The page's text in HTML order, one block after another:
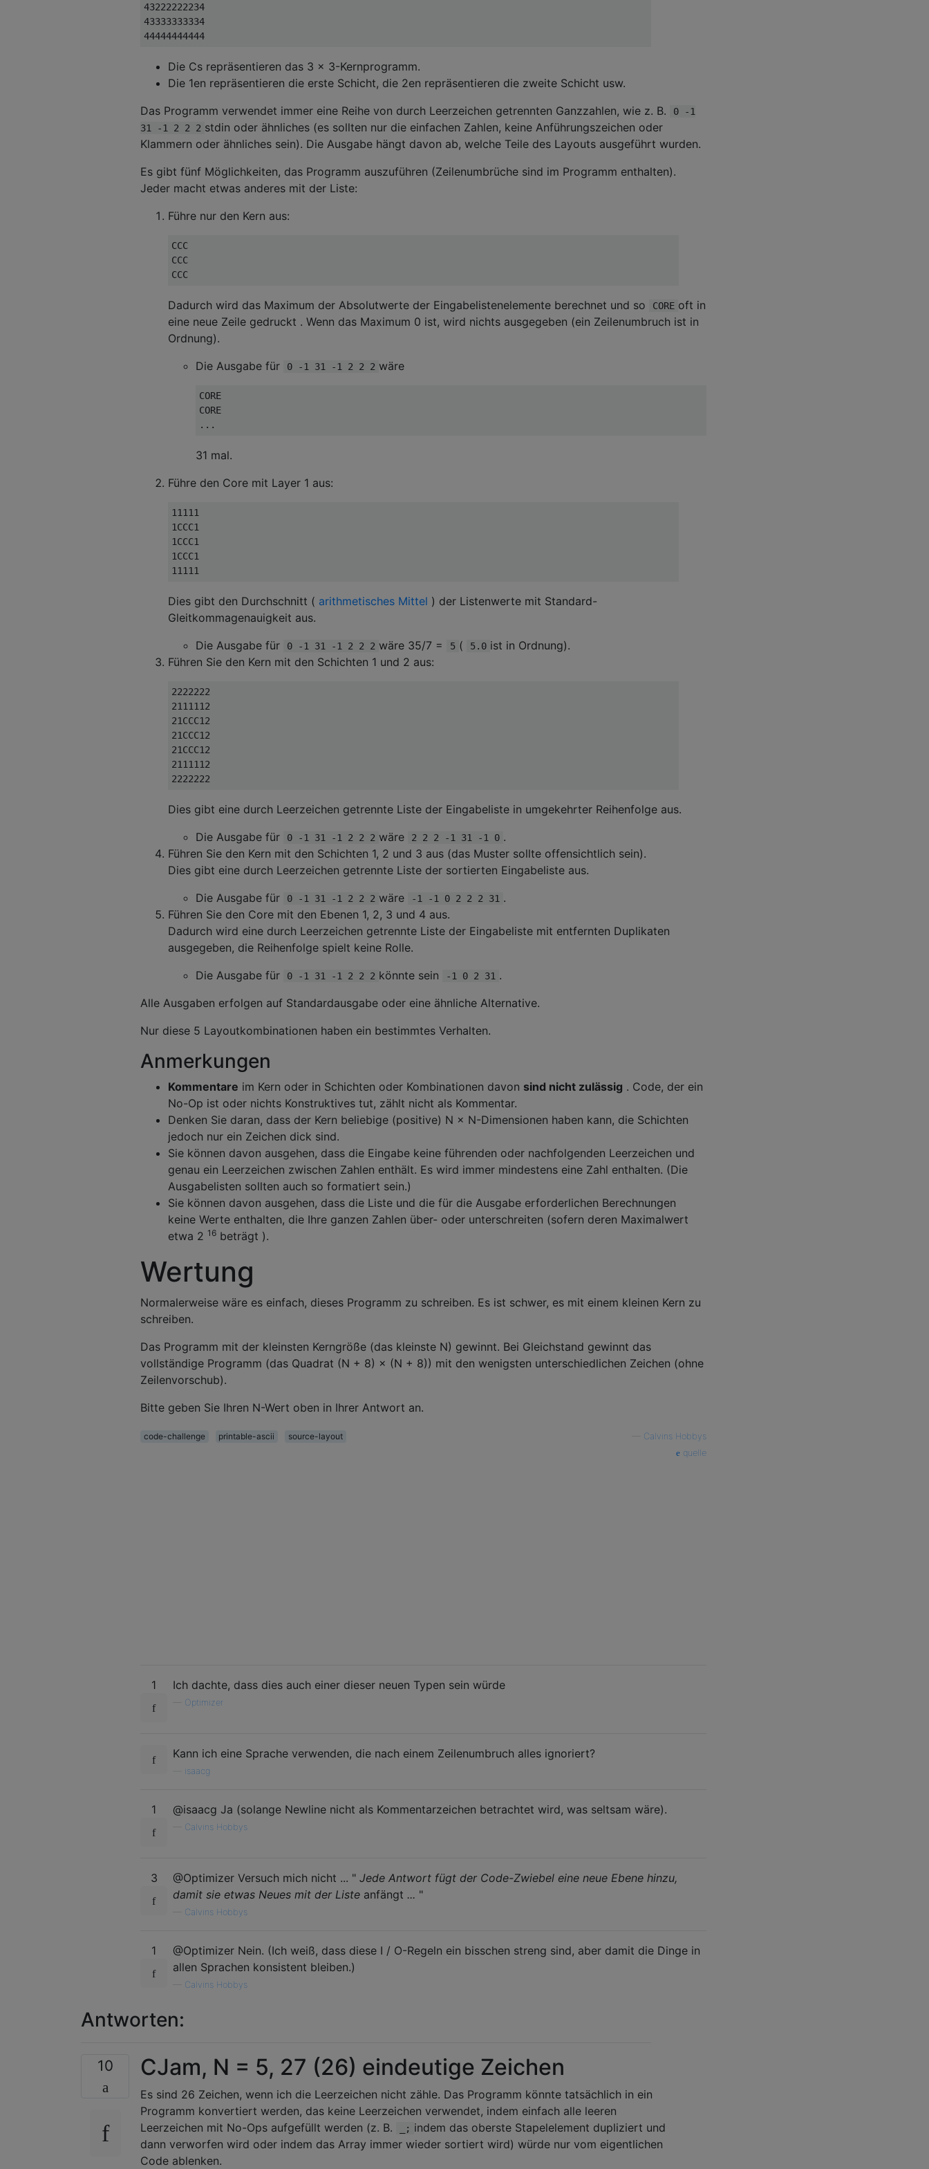
43222222234
43333333334
Die Cs repräsentieren das 3 × 3-Kernprogramm.
Die 1en repräsentieren die erste Schicht, die 2en repräsentieren die zweite Schicht usw.
Das Programm verwendet immer eine Reihe von durch Leerzeichen getrennten Ganzzahlen, wie z. B.
0 -1
31 -1 2 2 2 stdin oder ähnliches (es sollten nur die einfachen Zahlen, keine Anführungszeichen oder
Klammern oder ähnliches sein). Die Ausgabe hängt davon ab, welche Teile des Layouts ausgeführt wurden.
Es gibt fünf Möglichkeiten, das Programm auszuführen (Zeilenumbrüche sind im Programm enthalten).
Jeder macht etwas anderes mit der Liste:
Führe nur den Kern aus:
CCC
CCC
Dadurch wird das Maximum der Absolutwerte der Eingabelistenelemente berechnet und so CORE oft in
eine neue Zeile gedruckt . Wenn das Maximum 0 ist, wird nichts ausgegeben (ein Zeilenumbruch ist in
Ordnung).
Die Ausgabe für
0 -1 31 -1 2 2 2 wäre
CORE
CORE
31 mal.
Führe den Core mit Layer 1 aus:
11111
1CCC1
1CCC1
1CCC1
Dies gibt den Durchschnitt ( arithmetisches Mittel ) der Listenwerte mit Standard-
Gleitkommagenauigkeit aus.
Die Ausgabe für
0 -1 31 -1 2 2 2 wäre 35/7 = 5 ( 5.0 ist in Ordnung).
Führen Sie den Kern mit den Schichten 1 und 2 aus:
2222222
2111112
21CCC12
21CCC12
21CCC12
2111112
Dies gibt eine durch Leerzeichen getrennte Liste der Eingabeliste in umgekehrter Reihenfolge aus.
Die Ausgabe für
0 -1 31 -1 2 2 2 wäre 2 2 2 -1 31 -1 0 .
Führen Sie den Kern mit den Schichten 1, 2 und 3 aus (das Muster sollte offensichtlich sein).
Dies gibt eine durch Leerzeichen getrennte Liste der sortierten Eingabeliste aus.
Die Ausgabe für
0 -1 31 -1 2 2 2 wäre -1 -1 0 2 2 2 31 .
Führen Sie den Core mit den Ebenen 1, 2, 3 und 4 aus.
Dadurch wird eine durch Leerzeichen getrennte Liste der Eingabeliste mit entfernten Duplikaten
ausgegeben, die Reihenfolge spielt keine Rolle.
Die Ausgabe für
0 -1 31 -1 2 2 2 könnte sein -1 0 2 31 .
Alle Ausgaben erfolgen auf Standardausgabe oder eine ähnliche Alternative.
Nur diese 5 Layoutkombinationen haben ein bestimmtes Verhalten.
Anmerkungen
Kommentare im Kern oder in Schichten oder Kombinationen davon sind nicht zulässig . Code, der ein
No-Op ist oder nichts Konstruktives tut, zählt nicht als Kommentar.
Denken Sie daran, dass der Kern beliebige (positive) N × N-Dimensionen haben kann, die Schichten
jedoch nur ein Zeichen dick sind.
Sie können davon ausgehen, dass die Eingabe keine führenden oder nachfolgenden Leerzeichen und
genau ein Leerzeichen zwischen Zahlen enthält. Es wird immer mindestens eine Zahl enthalten. (Die
Ausgabelisten sollten auch so formatiert sein.)
Sie können davon ausgehen, dass die Liste und die für die Ausgabe erforderlichen Berechnungen
keine Werte enthalten, die Ihre ganzen Zahlen über- oder unterschreiten (sofern deren Maximalwert
etwa 2 16 beträgt ).
Wertung
Normalerweise wäre es einfach, dieses Programm zu schreiben. Es ist schwer, es mit einem kleinen Kern zu
schreiben.
Das Programm mit der kleinsten Kerngröße (das kleinste N) gewinnt. Bei Gleichstand gewinnt das
vollständige Programm (das Quadrat (N + 8) × (N + 8)) mit den wenigsten unterschiedlichen Zeichen (ohne
Zeilenvorschub).
Bitte geben Sie Ihren N-Wert oben in Ihrer Antwort an.
code-challenge printable-ascii source-layout
Calvins Hobbys
quelle
1 Ich dachte, dass dies auch einer dieser neuen Typen sein würde
Optimizer
Kann ich eine Sprache verwenden, die nach einem Zeilenumbruch alles ignoriert?
isaacg
1 @isaacg Ja (solange Newline nicht als Kommentarzeichen betrachtet wird, was seltsam wäre).
Calvins Hobbys
3 @Optimizer Versuch mich nicht ... " Jede Antwort fügt der Code-Zwiebel eine neue Ebene hinzu,
damit sie etwas Neues mit der Liste anfängt ... "
Calvins Hobbys
1
@Optimizer Nein. (Ich weiß, dass diese I / O-Regeln ein bisschen streng sind, aber damit die Dinge in
allen Sprachen konsistent bleiben.)
Calvins Hobbys
Antworten:
10 CJam, N = 5, 27 (26) eindeutige Zeichen
Es sind 26 Zeichen, wenn ich die Leerzeichen nicht zähle. Das Programm könnte tatsächlich in ein
Programm konvertiert werden, das keine Leerzeichen verwendet, indem einfach alle leeren
Leerzeichen mit No-Ops aufgefüllt werden (z. B.
_; indem das oberste Stapelelement dupliziert und
dann verworfen wird oder indem das Array immer wieder sortiert wird) würde nur vom eigentlichen
Code ablenken.